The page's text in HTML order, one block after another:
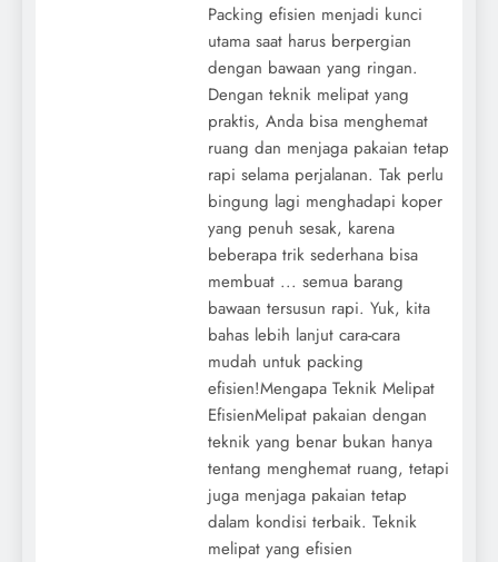
Packing efisien menjadi kunci
utama saat harus berpergian
dengan bawaan yang ringan.
Dengan teknik melipat yang
praktis, Anda bisa menghemat
ruang dan menjaga pakaian tetap
rapi selama perjalanan. Tak perlu
bingung lagi menghadapi koper
yang penuh sesak, karena
beberapa trik sederhana bisa
membuat ... semua barang
bawaan tersusun rapi. Yuk, kita
bahas lebih lanjut cara-cara
mudah untuk packing
efisien!Mengapa Teknik Melipat
EfisienMelipat pakaian dengan
teknik yang benar bukan hanya
tentang menghemat ruang, tetapi
juga menjaga pakaian tetap
dalam kondisi terbaik. Teknik
melipat yang efisien